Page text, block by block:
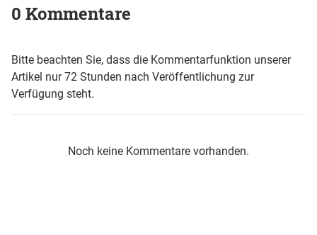
0 Kommentare
Bitte beachten Sie, dass die Kommentarfunktion unserer
Artikel nur 72 Stunden nach Veröffentlichung zur
Verfügung steht.
Noch keine Kommentare vorhanden.